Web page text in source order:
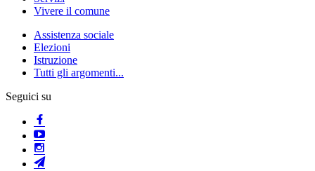
Vivere il comune
Assistenza sociale
Elezioni
Istruzione
Tutti gli argomenti...
Seguici su